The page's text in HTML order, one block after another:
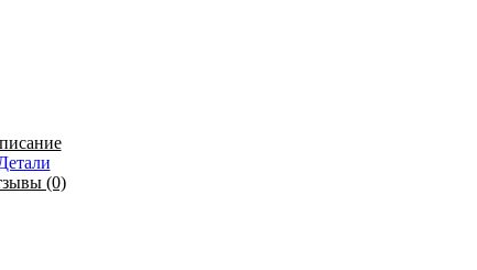
(0)